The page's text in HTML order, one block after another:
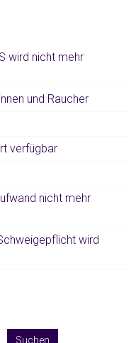
wird nicht mehr
und Raucher
verfügbar
nicht mehr
wird